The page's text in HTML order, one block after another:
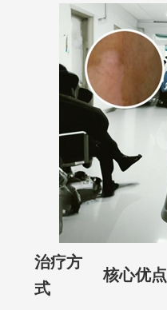
治疗方
式
核心优点